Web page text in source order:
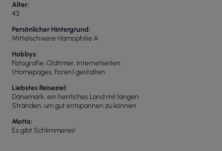
Alter
43
Persönlicher Hintergrund
Mittelschwere Hämophilie A
Hobbys
Fotografie, Oldtimer, Internetseiten
(Homepages, Foren) gestalten
Liebstes Reiseziel
Dänemark, ein herrliches Land mit langen
Stränden, um gut entspannen zu können
Motto
Es gibt Schlimmeres!